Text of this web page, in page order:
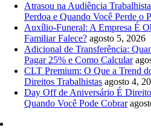
Atrasou na Audiência
Perdoa e Quando Você Perde o
Auxílio-Funeral: A Empresa É
Familiar Falece? agosto 5, 2026
Adicional de Transferência:
Pagar 25% e Como Calcular
CLT Premium: O Que a Trend
Direitos Trabalhistas agosto 4,
Day Off de Aniversário É
Quando Você Pode Cobrar